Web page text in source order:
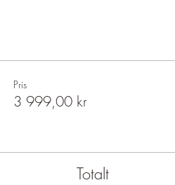
Pris
3 999,00 kr
Totalt